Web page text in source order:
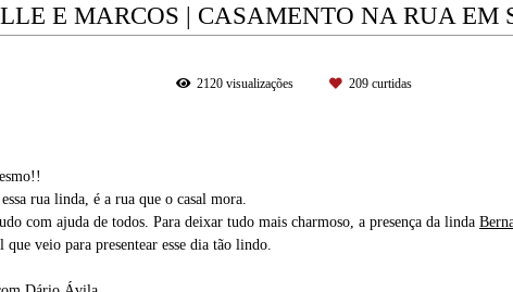
E MARCOS | CASAMENTO NA RUA EM
2120visualizações 209curtidas
rua linda, é a rua que o casal mora.
com ajuda de todos. Para deixar tudo mais charmoso, a presença da linda
veio para presentear esse dia tão lindo.